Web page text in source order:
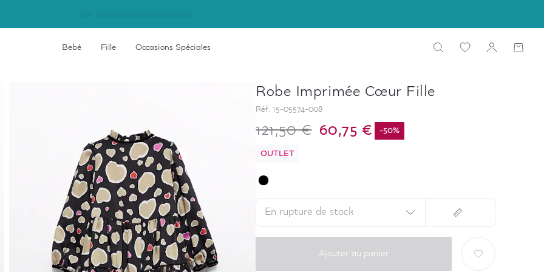
Bebé Fille Occasions Spéciales
Robe Imprimée Cœur Fille
Réf. 15-05574-008
121,50 € 60,75 € -50%
OUTLET
En rupture de stock
Ajouter au panier